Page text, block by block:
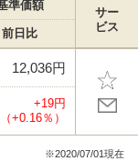
準価額
サー
ビス
前日比
12,036円
+19円
（+0.16％）
※2020/07/01現在